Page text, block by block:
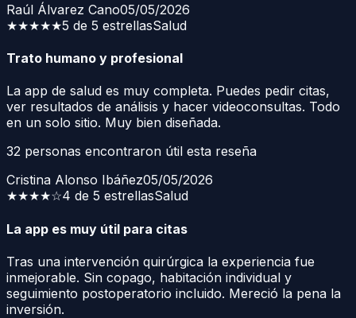
Raúl Álvarez Cano05/05/2026
★★★★★5 de 5 estrellasSalud
Trato humano y profesional
La app de salud es muy completa. Puedes pedir citas,
ver resultados de análisis y hacer videoconsultas. Todo
en un solo sitio. Muy bien diseñada.
32 personas encontraron útil esta reseña
Cristina Alonso Ibáñez05/05/2026
★★★★☆4 de 5 estrellasSalud
La app es muy útil para citas
Tras una intervención quirúrgica la experiencia fue
inmejorable. Sin copago, habitación individual y
seguimiento postoperatorio incluido. Mereció la pena la
inversión.